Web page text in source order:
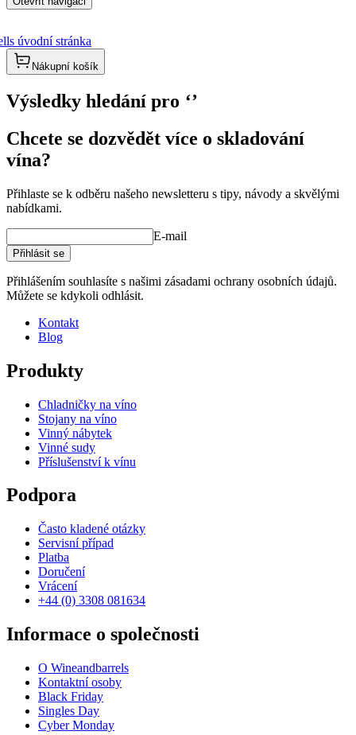
úvodní stránka
Nákupní košík
Výsledky hledání pro ‘’
Chcete se dozvědět více o skladování
vína?
Přihlaste se k odběru našeho newsletteru s tipy, návody a skvělými
nabídkami.
E-mail
Přihlásit se
Přihlášením souhlasíte s našimi zásadami ochrany osobních údajů.
Můžete se kdykoli odhlásit.
Kontakt
Blog
Produkty
Chladničky na víno
Stojany na víno
Vinný nábytek
Vinné sudy
Příslušenství k vínu
Podpora
Často kladené otázky
Servisní případ
Platba
Doručení
Vrácení
+44 (0) 3308 081634
Informace o společnosti
O Wineandbarrels
Kontaktní osoby
Black Friday
Singles Day
Cyber Monday